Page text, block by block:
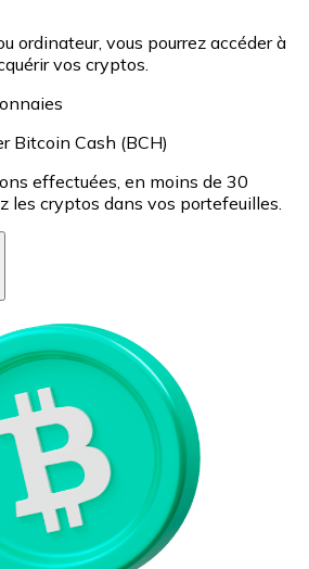
ordinateur, vous pourrez accéder à
vos cryptos.
Bitcoin Cash (BCH)
effectuées, en moins de 30
les cryptos dans vos portefeuilles.